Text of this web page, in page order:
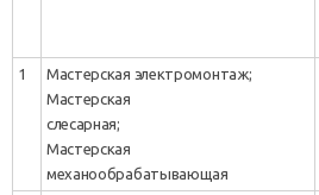
1
Мастерская электромонтаж;
Мастерская
слесарная;
Мастерская
механообрабатывающая